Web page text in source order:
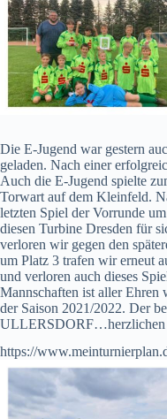
Die E-Jugend war gestern
geladen. Nach einer
Auch die E-Jugend spielte
Torwart auf dem Kleinfeld.
letzten Spiel der Vorrunde
diesen Turbine Dresden für
verloren wir gegen den
um Platz 3 trafen wir erneut
und verloren auch dieses
Mannschaften ist aller Ehren
der Saison 2021/2022. Der
ULLERSDORF…herzlichen
https://